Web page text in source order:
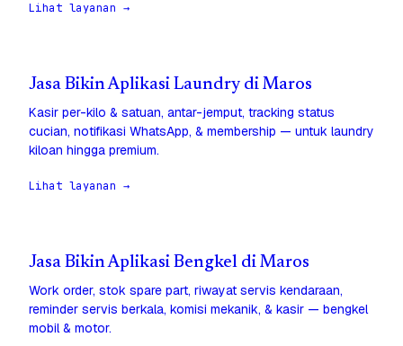
Lihat layanan →
Jasa Bikin Aplikasi Laundry di Maros
Kasir per-kilo & satuan, antar-jemput, tracking status
cucian, notifikasi WhatsApp, & membership — untuk laundry
kiloan hingga premium.
Lihat layanan →
Jasa Bikin Aplikasi Bengkel di Maros
Work order, stok spare part, riwayat servis kendaraan,
reminder servis berkala, komisi mekanik, & kasir — bengkel
mobil & motor.